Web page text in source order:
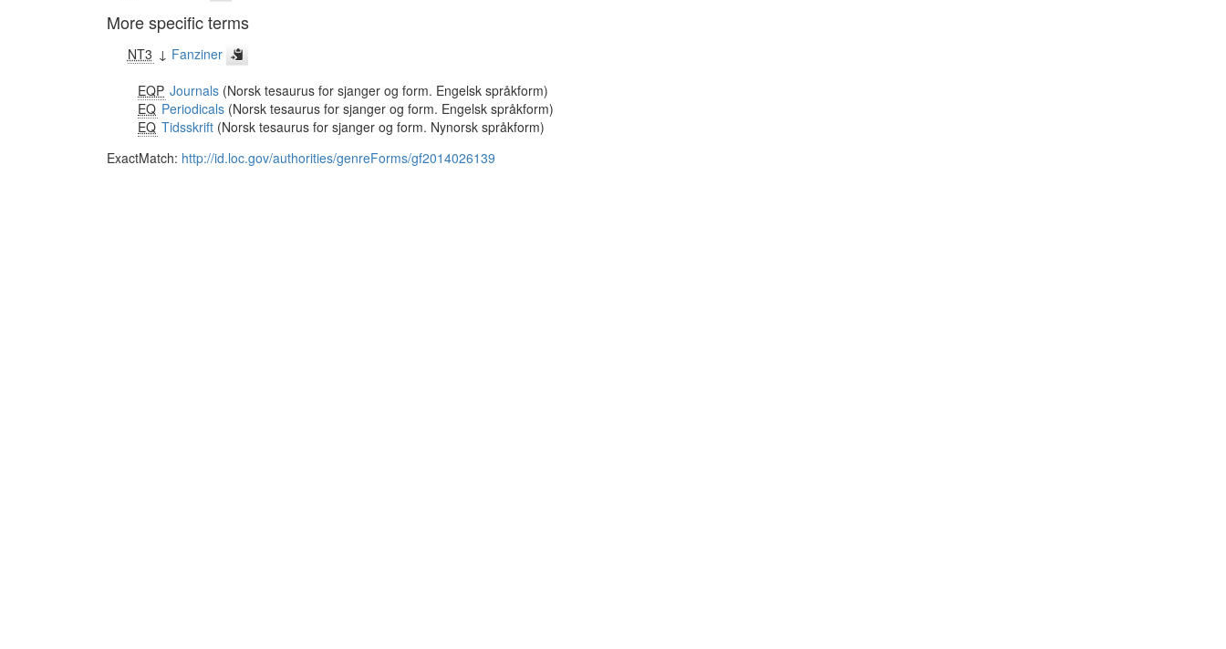
More specific terms
NT3 ↓ Fanziner
EQP Journals (Norsk tesaurus for sjanger og form. Engelsk språkform)
EQ Periodicals (Norsk tesaurus for sjanger og form. Engelsk språkform)
EQ Tidsskrift (Norsk tesaurus for sjanger og form. Nynorsk språkform)
ExactMatch: http://id.loc.gov/authorities/genreForms/gf2014026139